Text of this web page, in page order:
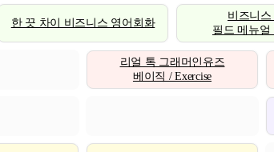
한 끗 차이 비즈니스 영어회화
비즈니스
필드 메뉴얼
리얼 톡 그래머인유즈
베이직 / Exercise